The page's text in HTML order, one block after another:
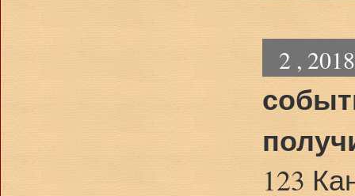
2 ,
123